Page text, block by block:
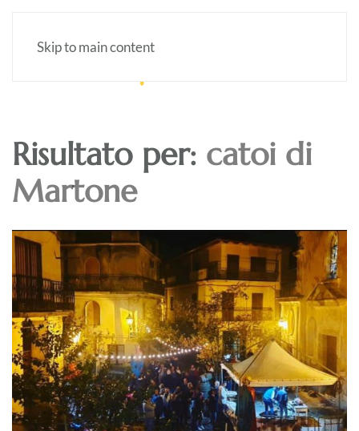
Skip to main content
Risultato per: catoi di
Martone